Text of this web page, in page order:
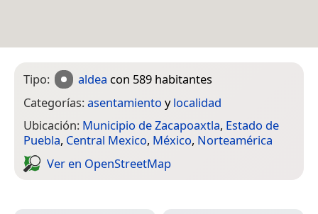
Tipo: aldea con 589 habitantes
Categorías:asentamiento ylocalidad
Ubicación: Municipio de Zacapoaxtla, Estado de
Puebla, Central Mexico, México, Norteamérica
Ver en Open­Street­Map